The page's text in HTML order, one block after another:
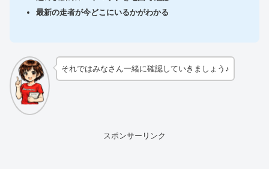
最新の走者が今どこにいるかがわかる
それではみなさん一緒に確認していきましょう♪
スポンサーリンク